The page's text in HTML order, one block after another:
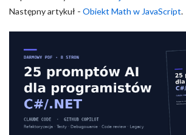
Następny artykuł - Obiekt Math w JavaScript.